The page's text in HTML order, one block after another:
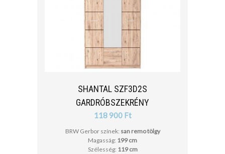
SHANTAL SZF3D2S
GARDRÓBSZEKRÉNY
118 900 Ft
BRW Gerbor színek: san remo tölgy
Magasság: 199 cm
Szélesség: 119 cm